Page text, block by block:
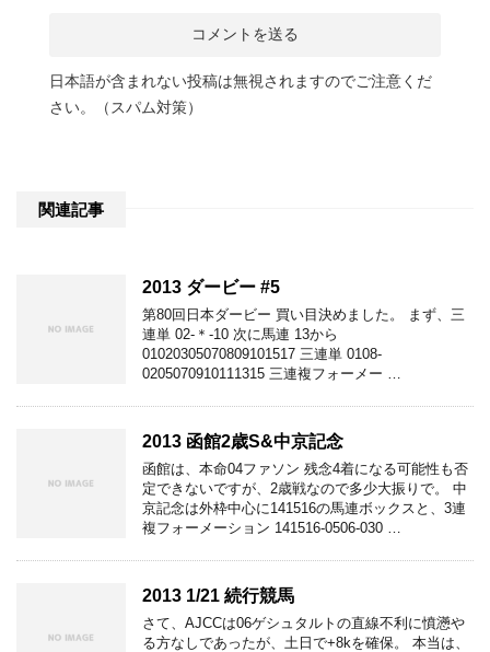
日本語が含まれない投稿は無視されますのでご注意くだ
さい。（スパム対策）
関連記事
2013 ダービー #5
第80回日本ダービー 買い目決めました。 まず、三
連単 02-＊-10 次に馬連 13から
01020305070809101517 三連単 0108-
0205070910111315 三連複フォーメー …
2013 函館2歳S&中京記念
函館は、本命04ファソン 残念4着になる可能性も否
定できないですが、2歳戦なので多少大振りで。 中
京記念は外枠中心に141516の馬連ボックスと、3連
複フォーメーション 141516-0506-030 …
2013 1/21 続行競馬
さて、AJCCは06ゲシュタルトの直線不利に憤懣や
る方なしであったが、土日で+8kを確保。 本当は、